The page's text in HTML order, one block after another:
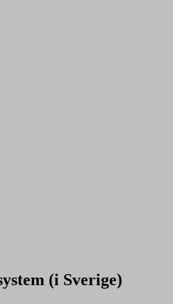
(i Sverige)